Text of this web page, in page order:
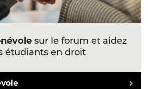
sur le forum et aidez
étudiants en droit